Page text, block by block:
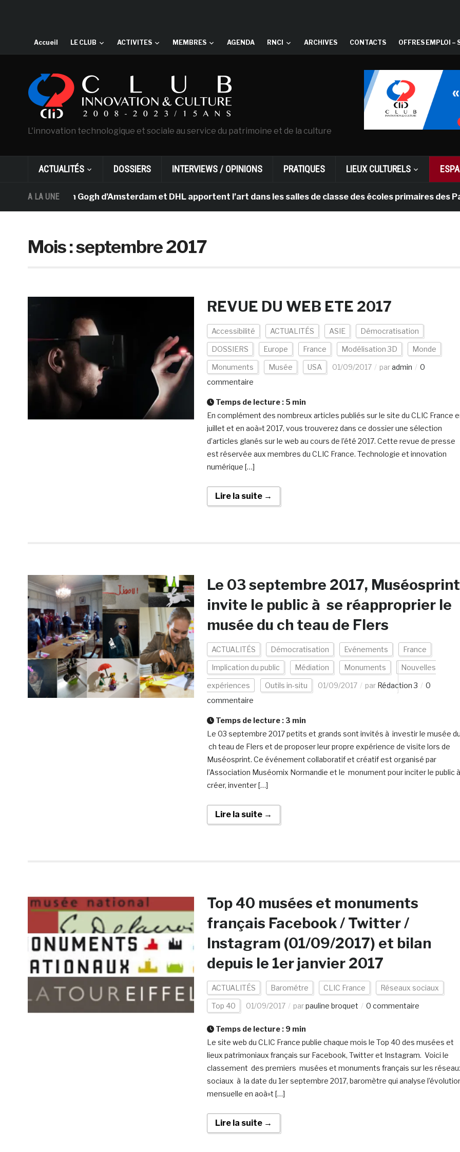
Accueil LE CLUB ACTIVITES MEMBRES AGENDA RNCI ARCHIVES CONTACTS OFFRES EMPLOI –
L'innovation technologique et sociale au service du patrimoine et de la culture
ACTUALITÉS DOSSIERS INTERVIEWS / OPINIONS PRATIQUES LIEUX CULTURELS
A LA UNE
musée Van Gogh d’Amsterdam et DHL apportent l’art dans les salles de classe des écoles primaires des Pays-
Mois :septembre 2017
REVUE DU WEB ETE 2017
Accessibilité ACTUALITÉS ASIE Démocratisation
DOSSIERS Europe France Modélisation 3D Monde
Monuments Musée USA 01/09/2017 paradmin
0
commentaire
Temps de lecture : 5 min
En complément des nombreux articles publiés sur le site du CLIC France
juillet et en aoà»t 2017, vous trouverez dans ce dossier une sélection
d’articles glanés sur le web au cours de l’été 2017. Cette revue de presse
est réservée aux membres du CLIC France. Technologie et innovation
numérique […]
Lire la suite →
Le 03 septembre 2017, Muséosprint
invite le public à se réapproprier le
musée du ch teau de Flers
ACTUALITÉS Démocratisation Evénements France
Implication du public Médiation Monuments Nouvelles
expériences Outils in-situ 01/09/2017 par Rédaction 3
0
commentaire
Temps de lecture : 3 min
Le 03 septembre 2017 petits et grands sont invités à investir le musée
ch teau de Flers et de proposer leur propre expérience de visite lors de
Muséosprint. Ce événement collaboratif et créatif est organisé par
l’Association Muséomix Normandie et le monument pour inciter le public
créer, inventer […]
Lire la suite →
Top 40 musées et monuments
français Facebook / Twitter /
Instagram (01/09/2017) et bilan
depuis le 1er janvier 2017
ACTUALITÉS Barométre CLIC France Réseaux sociaux
Top 40 01/09/2017 parpauline broquet 0 commentaire
Temps de lecture : 9 min
Le site web du CLIC France publie chaque mois le Top 40 des musées et
lieux patrimoniaux français sur Facebook, Twitter et Instagram. Voici le
classement des premiers musées et monuments français sur les
sociaux à la date du 1er septembre 2017, baromètre qui analyse
mensuelle en aoà»t […]
Lire la suite →